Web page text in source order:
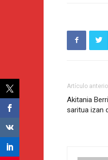
Artículo
Akitania
saritua izan